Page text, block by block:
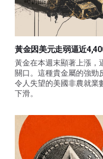
黃金因美元走弱逼近
黃金在本週末顯著上漲，
關口。這種貴金屬的強勁
令人失望的美國非農就業
下滑。